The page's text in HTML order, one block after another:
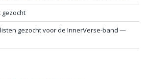
gezocht voor de InnerVerse-band —